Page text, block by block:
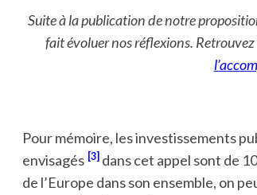
Suite à la publication de notre
fait évoluer nos réflexions.
Pour mémoire, les investissements
envisagés [3]dans cet appel sont de
de l’Europe dans son ensemble, on